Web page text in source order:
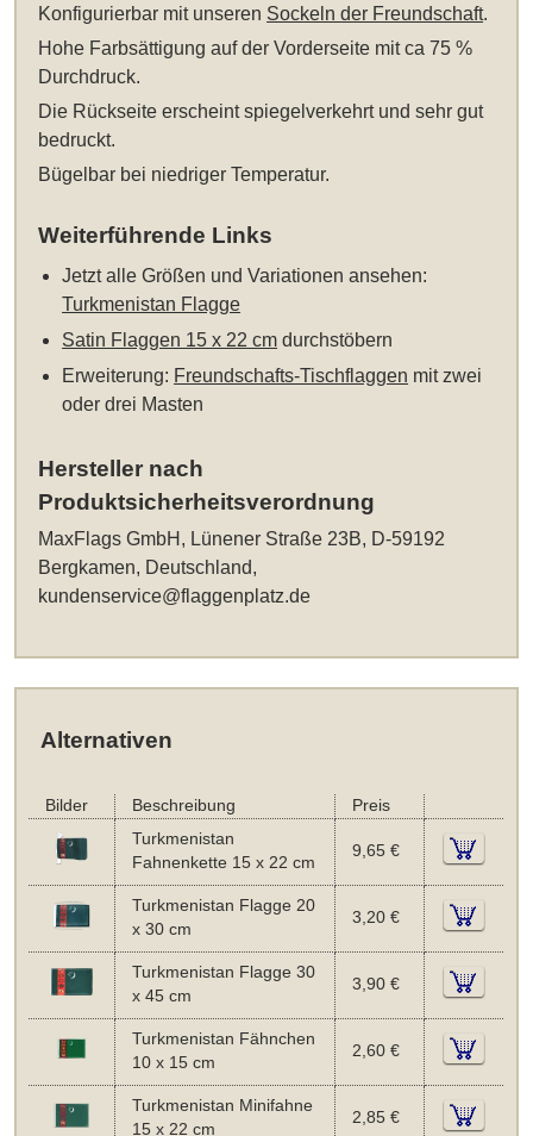
Konfigurierbar mit unseren Sockeln der Freundschaft.
Hohe Farbsättigung auf der Vorderseite mit ca 75 %
Durchdruck.
Die Rückseite erscheint spiegelverkehrt und sehr gut
bedruckt.
Bügelbar bei niedriger Temperatur.
Weiterführende Links
Jetzt alle Größen und Variationen ansehen:
Turkmenistan Flagge
Satin Flaggen 15 x 22 cm durchstöbern
Erweiterung: Freundschafts-Tischflaggen mit zwei
oder drei Masten
Hersteller nach
Produktsicherheitsverordnung
MaxFlags GmbH, Lünener Straße 23B, D-59192
Bergkamen, Deutschland,
kundenservice@flaggenplatz.de
Alternativen
Bilder Beschreibung
Preis
Turkmenistan
Fahnenkette 15 x 22 cm
9,65 €
Turkmenistan Flagge 20
x 30 cm
3,20 €
Turkmenistan Flagge 30
x 45 cm
3,90 €
Turkmenistan Fähnchen
10 x 15 cm
2,60 €
Turkmenistan Minifahne
15 x 22 cm
2,85 €